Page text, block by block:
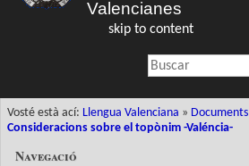
Valencianes
skip to content
Vosté està ací: Llengua Valenciana » Documents
Consideracions sobre el topònim -Valéncia-
Navegació